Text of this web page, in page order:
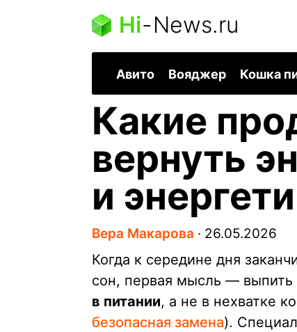
Hi-News.ru
Авито Вояджер Кошка
Какие
вернуть
и
Вера Макарова ∙ 26.05.2026
Когда к середине дня
сон, первая мысль —
в питании, а не в нехватке
безопасная замена).